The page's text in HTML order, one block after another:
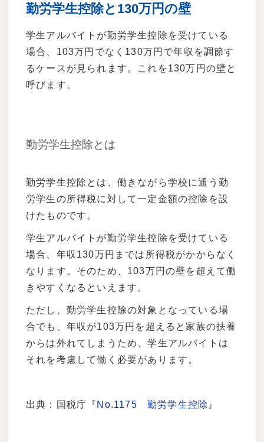
勤労学生控除と130万円の壁
学生アルバイトが勤労学生控除を受けている
場合、103万円でなく130万円で年収を調節す
るケースが見られます。これを130万円の壁と
呼びます。
勤労学生控除とは
勤労学生控除とは、働きながら学校に通う勤
労学生の所得税に対して一定金額の控除を設
けたものです。
学生アルバイトが勤労学生控除を受けている
場合、年収130万円までは所得税がかからなく
なります。そのため、103万円の壁を超えて働
きやすくなるといえます。
ただし、勤労学生控除の対象となっている場
合でも、年収が103万円を超えると家族の扶養
からは外れてしまうため、学生アルバイトは
それを考慮して働く必要があります。
出典：国税庁『 No.1175 勤労学生控除 』